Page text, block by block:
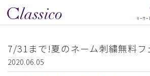
7/31まで!夏のネーム刺繍無料フ
2020.06.05